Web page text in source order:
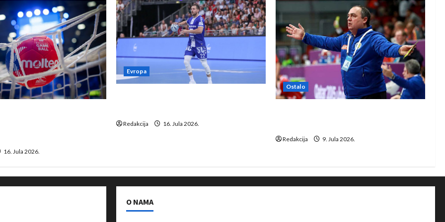
16. Jula 2026.
Evropa
Redakcija 16. Jula 2026.
Ostalo
Redakcija 9. Jula 2026.
O NAMA